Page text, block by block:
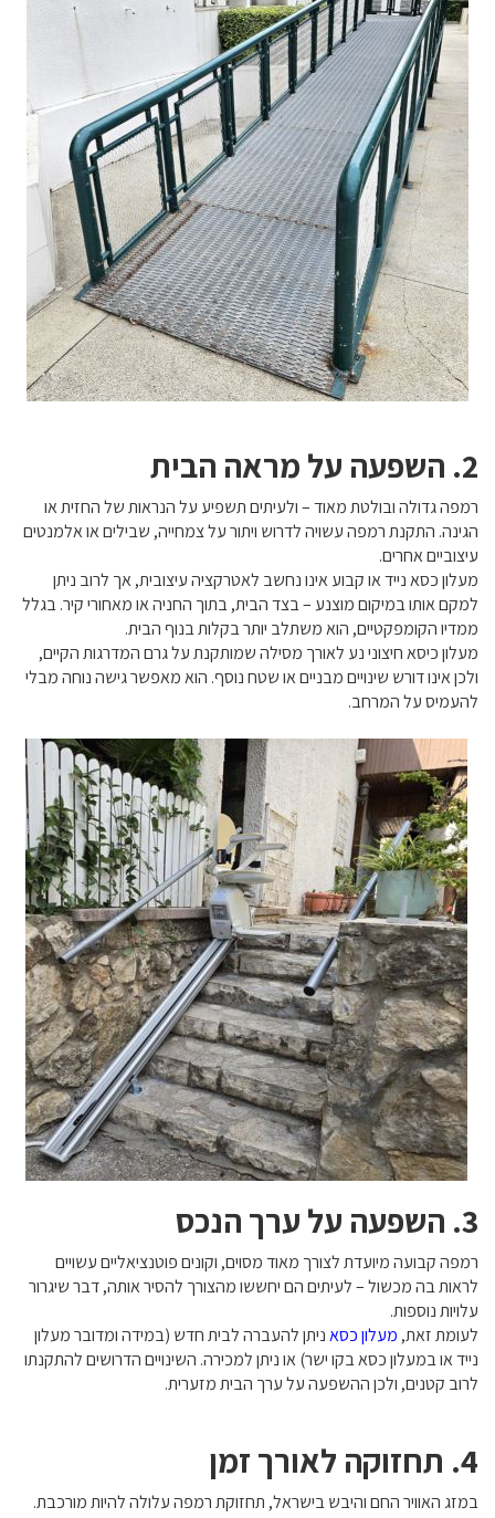
2. השפעה על מראה הבית
רמפה גדולה ובולטת מאוד – ולעיתים תשפיע על הנראות של החזית או
הגינה. התקנת רמפה עשויה לדרוש ויתור על צמחייה, שבילים או אלמנטים
עיצוביים אחרים.
מעלון כסא נייד או קבוע אינו נחשב לאטרקציה עיצובית, אך לרוב ניתן
למקם אותו במיקום מוצנע – בצד הבית, בתוך החניה או מאחורי קיר. בגלל
ממדיו הקומפקטיים, הוא משתלב יותר בקלות בנוף הבית.
מעלון כיסא חיצוני נע לאורך מסילה שמותקנת על גרם המדרגות הקיים,
ולכן אינו דורש שינויים מבניים או שטח נוסף. הוא מאפשר גישה נוחה מבלי
להעמיס על המרחב.
3. השפעה על ערך הנכס
רמפה קבועה מיועדת לצורך מאוד מסוים, וקונים פוטנציאליים עשויים
לראות בה מכשול – לעיתים הם יחששו מהצורך להסיר אותה, דבר שיגרור
עלויות נוספות.
לעומת זאת, מעלון כסאניתן להעברה לבית חדש (במידה ומדובר מעלון
נייד או במעלון כסא בקו ישר) או ניתן למכירה. השינויים הדרושים להתקנתו
לרוב קטנים, ולכן ההשפעה על ערך הבית מזערית.
4. תחזוקה לאורך זמן
במזג האוויר החם והיבש בישראל, תחזוקת רמפה עלולה להיות מורכבת.